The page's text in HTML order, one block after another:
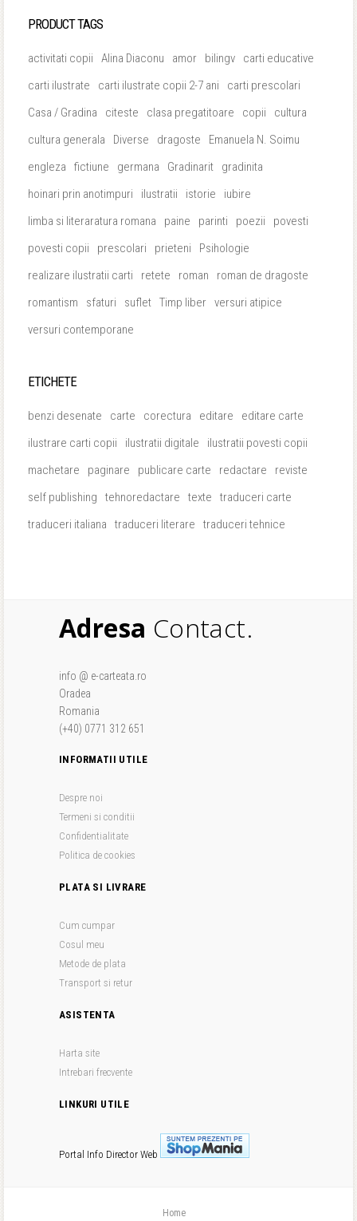
PRODUCT TAGS
activitati copii Alina Diaconu amor bilingv
carti educative
carti ilustrate
carti ilustrate copii 2-7 ani
carti prescolari
Casa / Gradina
citeste clasa pregatitoare copii
cultura
cultura generala
Diverse dragoste
Emanuela N. Soimu
engleza
fictiune germana Gradinarit
gradinita
hoinari prin anotimpuri
ilustratii istorie
iubire
limba si literaratura romana
paine parinti poezii
povesti
povesti copii
prescolari prieteni
Psihologie
realizare ilustratii carti
retete roman
roman de dragoste
romantism
sfaturi suflet Timp liber versuri atipice
versuri contemporane
ETICHETE
benzi desenate carte corectura editare
editare carte
ilustrare carti copii
ilustratii digitale
ilustratii povesti copii
machetare
paginare publicare carte redactare
reviste
self publishing
tehnoredactare texte
traduceri carte
traduceri italiana
traduceri literare traduceri tehnice
Adresa Contact.
info @ e-carteata.ro
Oradea
Romania
(+40) 0771 312 651
INFORMATII UTILE
Despre noi
Termeni si conditii
Confidentialitate
Politica de cookies
PLATA SI LIVRARE
Cum cumpar
Cosul meu
Metode de plata
Transport si retur
ASISTENTA
Harta site
Intrebari frecvente
LINKURI UTILE
Portal Info Director Web
Home